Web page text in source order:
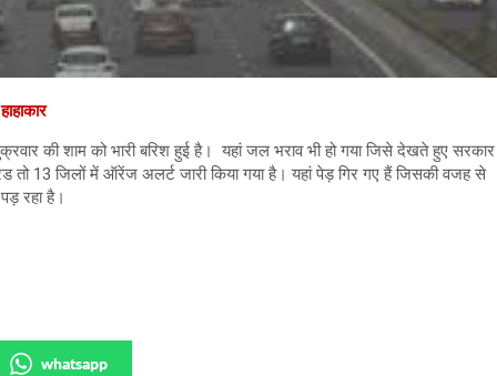
की शाम को भारी बरिश हुई है। यहां जल भराव भी हो गया जिसे देखते हुए सरकार
13 जिलों में ऑरेंज अलर्ट जारी किया गया है। यहां पेड़ गिर गए हैं जिसकी वजह से
रहा है।
whatsapp